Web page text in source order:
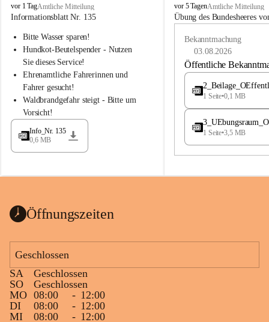
B
u
h
a
d
l
a
vor 1 TagAmtliche Mitteilung
Informationsblatt Nr. 135
Bitte Wasser sparen!
Hundkot-Beutelspender - Nutzen
Sie dieses Service!
Ehrenamtliche Fahrerinnen und
Fahrer gesucht!
Waldbrandgefahr steigt - Bitte um
Vorsicht!
Info_Nr. 135
0,6 MB
B
u
e
a
vor 5 TagenAmtliche Mitteilung
Übung des Bundesheeres
Bekanntmachung
03.08.2026
Öffentliche
1 Seite•0,1 MB
1 Seite•3,5 MB
Öffnungszeiten
Geschlossen
SA
Geschlossen
SO
Geschlossen
MO 08:00 - 12:00
DI
08:00 - 12:00
MI
08:00 - 12:00